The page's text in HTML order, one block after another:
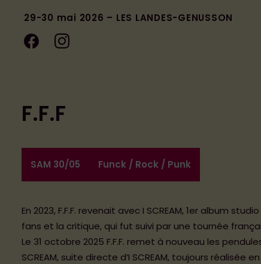
29-30 mai 2026 – LES LANDES-GENUSSON
F.F.F
SAM 30/05 Funck / Rock / Punk
En 2023, F.F.F. revenait avec I SCREAM, 1er album
fans et la critique, qui fut suivi par une tournée
Le 31 octobre 2025 F.F.F. remet à nouveau les
SCREAM, suite directe d’I SCREAM, toujours réalisée